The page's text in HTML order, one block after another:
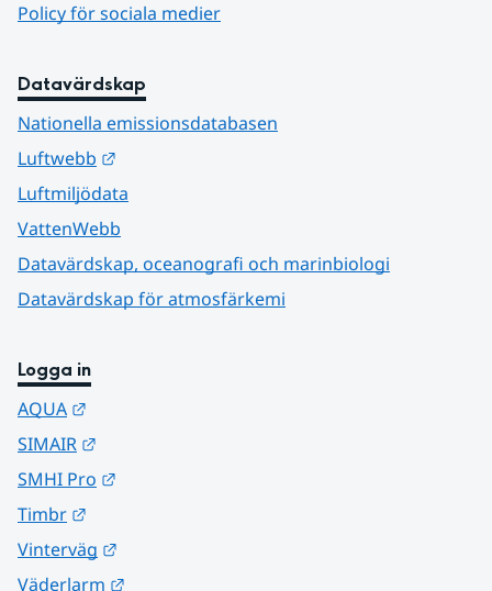
Policy för sociala medier
Datavärdskap
Nationella emissionsdatabasen
Luftwebb
Luftmiljödata
VattenWebb
Datavärdskap, oceanografi och marinbiologi
Datavärdskap för atmosfärkemi
Logga in
AQUA
SIMAIR
SMHI Pro
Timbr
Vinterväg
Väderlarm